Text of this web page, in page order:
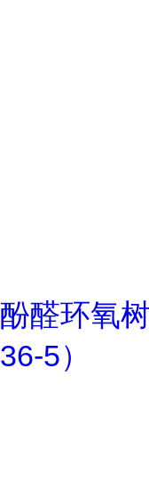
酚醛环氧
36-5）